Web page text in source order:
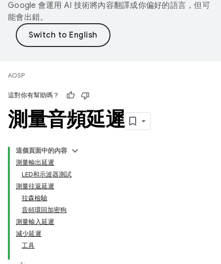
Google 會運用 AI 技術將內容翻譯成你偏好的語言，但可
能會出錯。
AOSP
這對你有幫助嗎？
測量音頻延遲
這個頁面中的內容
測量輸出延遲
LED和示波器測試
測量往返延遲
拉森檢驗
音頻環回加密狗
測量輸入延遲
減少延遲
工具